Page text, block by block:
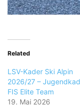
Related
LSV-Kader Ski Alpin
2026/27 –
FIS Elite Team
19. Mai 2026